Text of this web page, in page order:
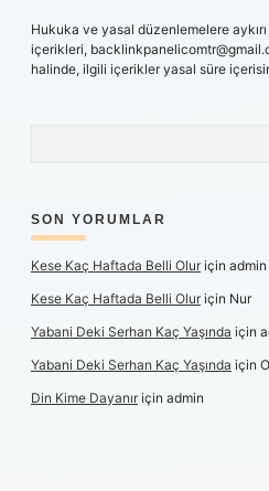
Hukuka ve yasal düzenlemelere
içerikleri,
halinde, ilgili içerikler yasal süre
SON YORUMLAR
Kese Kaç Haftada Belli Oluriçin admin
Kese Kaç Haftada Belli Oluriçin Nur
Yabani Deki Serhan Kaç Yaşında için
Yabani Deki Serhan Kaç Yaşında için
Din Kime Dayanıriçin admin